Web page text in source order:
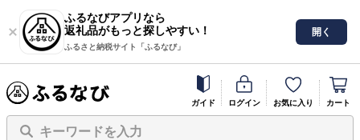
ふるなびアプリなら
返礼品がもっと探しやすい！
ふるさと納税サイト「ふるなび」
開く
ガイド ログイン お気に入り カート
キーワードを入力